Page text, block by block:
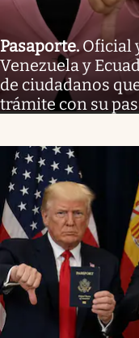
Pasaporte.Oficial
Venezuela y
de ciudadanos
trámite con su